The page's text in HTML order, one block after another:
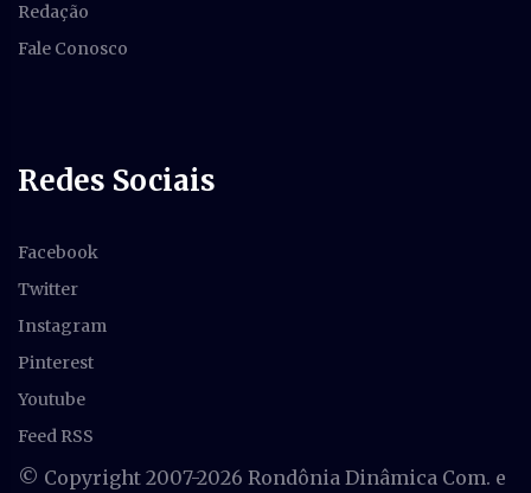
Redação
Fale Conosco
Redes Sociais
Facebook
Twitter
Instagram
Pinterest
Youtube
Feed RSS
© Copyright 2007-2026 Rondônia Dinâmica Com. e